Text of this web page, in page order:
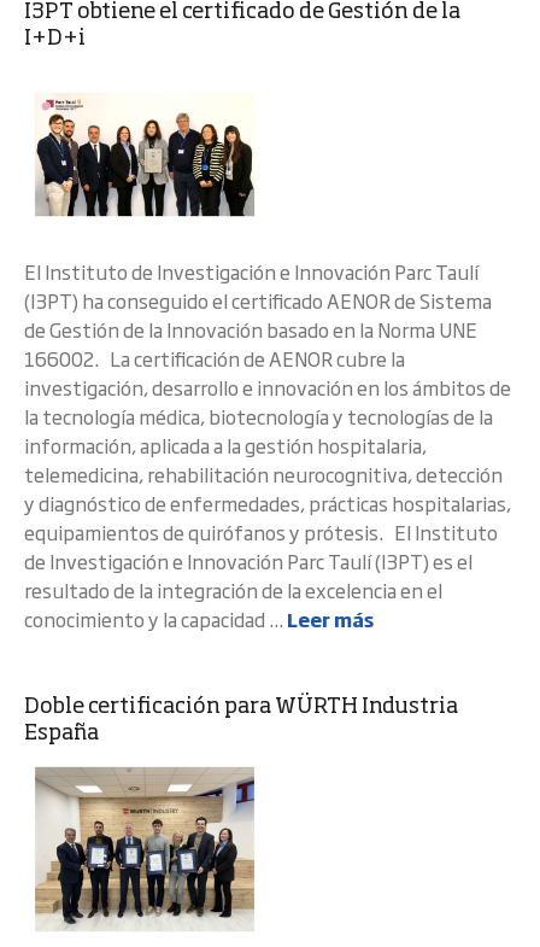
I3PT obtiene el certificado de Gestión de la
I+D+i
El Instituto de Investigación e Innovación Parc Taulí
(I3PT) ha conseguido el certificado AENOR de Sistema
de Gestión de la Innovación basado en la Norma UNE
166002. La certificación de AENOR cubre la
investigación, desarrollo e innovación en los ámbitos de
la tecnología médica, biotecnología y tecnologías de la
información, aplicada a la gestión hospitalaria,
telemedicina, rehabilitación neurocognitiva, detección
y diagnóstico de enfermedades, prácticas hospitalarias,
equipamientos de quirófanos y prótesis. El Instituto
de Investigación e Innovación Parc Taulí (I3PT) es el
resultado de la integración de la excelencia en el
conocimiento y la capacidad ... Leer más
Doble certificación para WÜRTH Industria
España